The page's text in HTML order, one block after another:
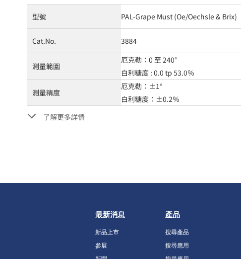
型號 PAL-Grape Must (Oe/Oechsle & Brix)
Cat.No. 3884
測量範圍
厄克勒：0 至 240°
白利糖度 : 0.0 tp 53.0％
測量精度
厄克勒：±1°
白利糖度：±0.2％
了解更多詳情
最新消息
新品上市
參展
產品
搜尋產品
搜尋應用